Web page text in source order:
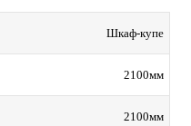
Шкаф-купе
2100мм
2100мм